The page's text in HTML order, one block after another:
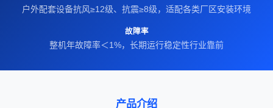
户外配套设备抗风≥12级、抗震≥8级，适配各类厂区安装环境
故障率
整机年故障率＜1%，长期运行稳定性行业靠前
产品介绍